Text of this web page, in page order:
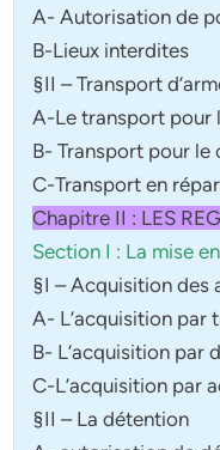
A- Autorisation de
B-Lieux interdites
§II – Transport
A-Le transport pour
B- Transport pour
C-Transport en
Chapitre II : LES
Section I : La mise
§I – Acquisition des
A- L’acquisition par
B- L’acquisition par
C-L’acquisition par
§II – La détention